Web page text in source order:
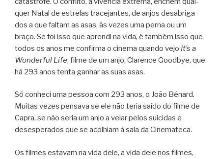
quer Natal de estre­las tra­ce­jan­tes, de anjos desa­bri­ga­
dos a que fal­tam as asas, às vezes uma perna ou um
braço. Se foi isso que aprendi na vida, é tam­bém isso que
todos os anos me con­firma o cinema quando vejo It’s a
Won­der­ful Life, filme de um anjo, Cla­rence Goodbye, que
há 293 anos tenta ganhar as suas asas.
Só conheci uma pes­soa com 293 anos, o João Bénard.
Mui­tas vezes pen­sava se ele não teria saído do filme de
Capra, se não seria um anjo a velar pelos sui­ci­das e
deses­pe­ra­dos que se aco­lhiam à sala da Cinemateca.
Os fil­mes esta­vam na vida dele, a vida dele nos fil­mes,